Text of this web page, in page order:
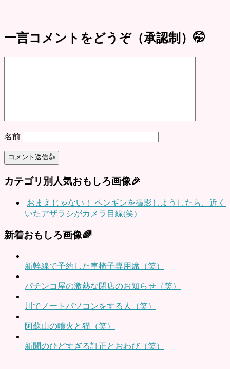
一言コメントをどうぞ（承認制）🤭
名前
カテゴリ別人気おもしろ画像🎉
おまえじゃない！ ペンギンを撮影しようしたら、近く
いたアザラシがカメラ目線(笑)
新着おもしろ画像🌈
新幹線で予約した車椅子専用席（笑）
パチンコ屋の激熱な閉店のお知らせ（笑）
川でノートパソコンをする人（笑）
阿蘇山の噴火と猫（笑）
新聞のひどすぎる訂正とおわび（笑）